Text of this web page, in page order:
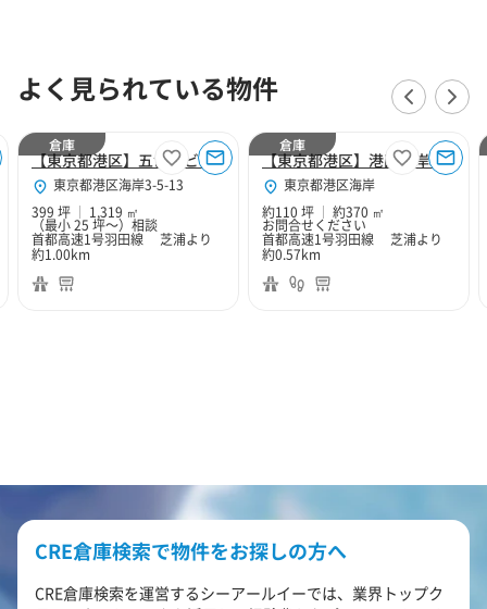
よく見られている物件
【東京都港区】五色橋ビル
東京都港区海岸3-5-13
399 坪
1,319 ㎡
（最小 25 坪～） 相談
首都高速1号羽田線 芝浦より
約1.00km
倉庫
【東京都港区】港区海岸3丁目110坪倉庫
東京都港区海岸
約110 坪
約370 ㎡
お問合せください
首都高速1号羽田線 芝浦より
約0.57km
倉庫
CRE倉庫検索で物件をお探しの方へ
CRE倉庫検索を運営するシーアールイーでは、業界トップク